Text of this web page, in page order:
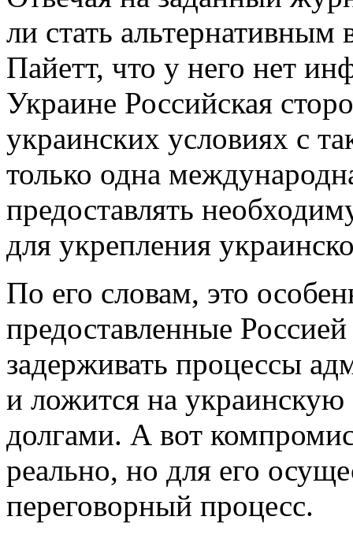
ли стать
Пайетт, что у него нет
Украине Российская
украинских условиях с
только одна
предоставлять
для укрепления
По его словам, это
предоставленные
задерживать процессы
и ложится на
долгами. А вот
реально, но для его
переговорный процесс.